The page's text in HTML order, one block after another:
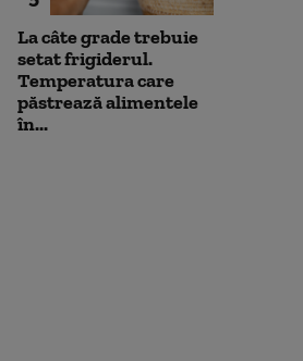
La câte grade trebuie
setat frigiderul.
Temperatura care
păstrează alimentele
în...